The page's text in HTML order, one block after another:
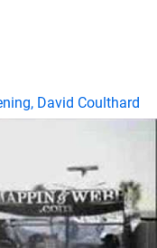
David Coulthard